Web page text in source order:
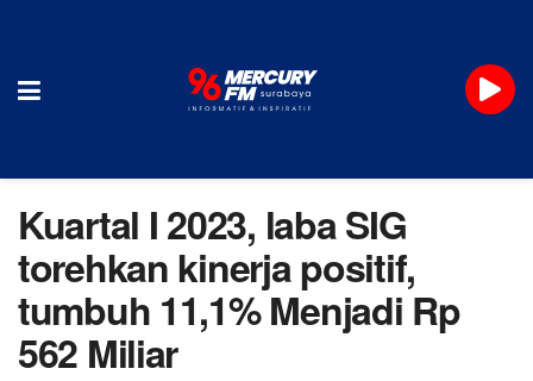
Kuartal I 2023, laba SIG
torehkan kinerja positif,
tumbuh 11,1% Menjadi Rp
562 Miliar